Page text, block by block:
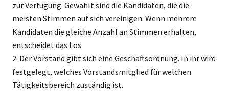
zur Verfügung. Gewählt sind die Kandidaten, die die
meisten Stimmen auf sich vereinigen. Wenn mehrere
Kandidaten die gleiche Anzahl an Stimmen erhalten,
entscheidet das Los
2. Der Vorstand gibt sich eine Geschäftsordnung. In ihr wird
festgelegt, welches Vorstandsmitglied für welchen
Tätigkeitsbereich zuständig ist.